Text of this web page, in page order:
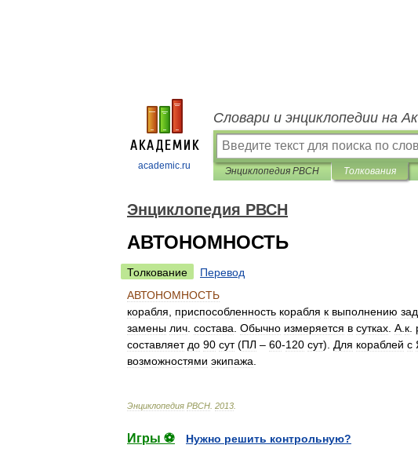
academic.ru
Словари и энциклопедии на
Энциклопедия РВСН Толкования
Энциклопедия РВСН
АВТОНОМНОСТЬ
Толкование
Перевод
АВТОНОМНОСТЬ
корабля
приспособленность корабля к выполнению
замены лич состава Обычно измеряется в сутках А к
составляет до 90 сут(ПЛ – 60-120 сут). Для кораблей с
возможностями экипажа
Энциклопедия РВСН 2013
Игры ⚽
Нужно решить контрольную?